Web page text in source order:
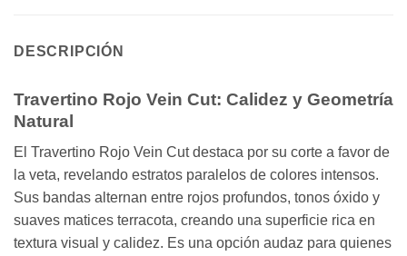
DESCRIPCIÓN
Travertino Rojo Vein Cut: Calidez y Geometría
Natural
El Travertino Rojo Vein Cut destaca por su corte a favor de
la veta, revelando estratos paralelos de colores intensos.
Sus bandas alternan entre rojos profundos, tonos óxido y
suaves matices terracota, creando una superficie rica en
textura visual y calidez. Es una opción audaz para quienes